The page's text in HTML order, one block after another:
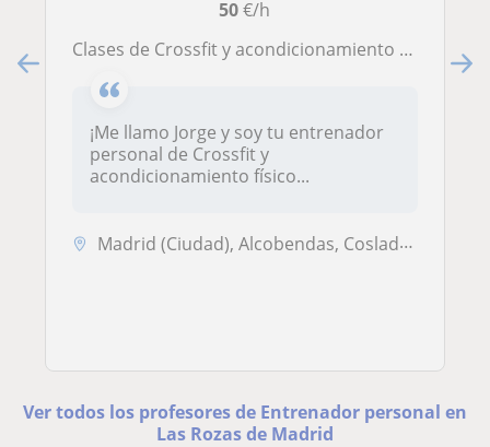
50€/h
Clases de Crossfit y acondicionamiento fisico
¡Me llamo Jorge y soy tu entrenador
personal de Crossfit y
acondicionamiento físico...
Madrid (Ciudad), Alcobendas, Coslada, Las Rozas de Madrid, Majadahonda...
Ver todos los profesores de Entrenador personal en
Las Rozas de Madrid